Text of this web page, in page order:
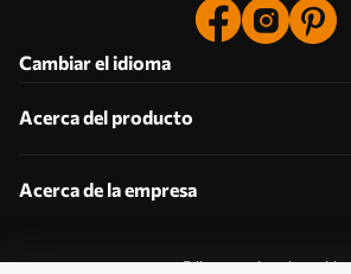
Cambiar el idioma
Acerca del producto
Acerca de la empresa
Editar permisos de cookies